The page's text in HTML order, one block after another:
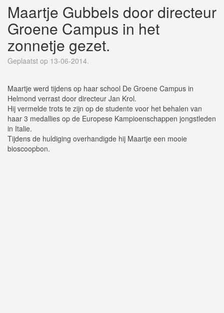
Maartje Gubbels door directeur
Groene Campus in het
zonnetje gezet.
Geplaatst op 13-06-2014.
Maartje werd tijdens op haar school De Groene Campus in
Helmond verrast door directeur Jan Krol.
Hij vermelde trots te zijn op de studente voor het behalen van
haar 3 medallies op de Europese Kampioenschappen jongstleden
in Italie.
Tijdens de huldiging overhandigde hij Maartje een mooie
bioscoopbon.